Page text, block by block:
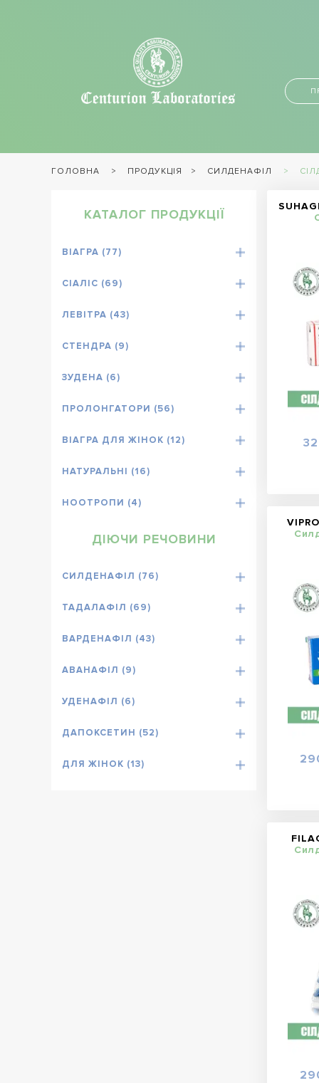
ГОЛОВНА ПРОДУКЦІЯ СИЛДЕНАФІЛ
КАТАЛОГ ПРОДУКЦІЇ
ВІАГРА (77)
СІАЛІС (69)
ЛЕВІТРА (43)
СТЕНДРА (9)
ЗУДЕНА (6)
ПРОЛОНГАТОРИ (56)
ВІАГРА ДЛЯ ЖІНОК (12)
НАТУРАЛЬНІ (16)
НООТРОПИ (4)
ДІЮЧИ РЕЧОВИНИ
СИЛДЕНАФІЛ (76)
ТАДАЛАФІЛ (69)
ВАРДЕНАФІЛ (43)
АВАНАФІЛ (9)
УДЕНАФІЛ (6)
ДАПОКСЕТИН (52)
ДЛЯ ЖІНОК (13)